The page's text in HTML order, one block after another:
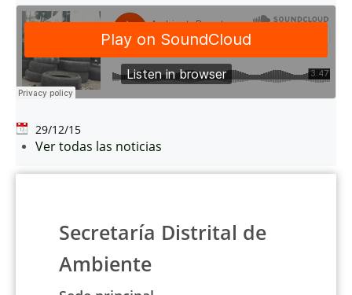
29/12/15
Ver todas las noticias
Secretaría Distrital de
Ambiente